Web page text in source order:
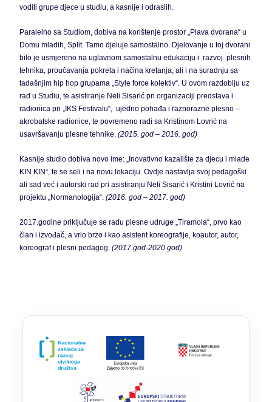
voditi grupe djece u studiu, a kasnije i odraslih.
Paralelno sa Studiom, dobiva na korištenje prostor „Plava dvorana“ u
Domu mladih, Split. Tamo djeluje samostalno. Djelovanje u toj dvorani
bilo je usmjereno na uglavnom samostalnu edukaciju i razvoj plesnih
tehnika, proučavanja pokreta i načina kretanja, ali i na suradnju sa
tadašnjim hip hop grupama „Style force kolektiv“. U ovom razdoblju uz
rad u Studiu, te asistiranje Neli Sisarić pri organizaciji predstava i
radionica pri „IKS Festivalu“, ujedno pohađa i raznorazne plesno –
akrobatske radionice, te povremeno radi sa Kristinom Lovrić na
usavršavanju plesne tehnike.(2015. god – 2016. god)
Kasnije studio dobiva novo ime: „Inovativno kazalište za djecu i mlade
KIN KIN“, te se seli i na novu lokaciju. Ovdje nastavlja svoj pedagoški
ali sad već i autorski rad pri asistiranju Neli Sisarić i Kristini Lovrić na
projektu „Normanologija“.(2016. god – 2017. god)
2017.godine priključuje se radu plesne udruge „Tiramola“, prvo kao
član i izvođač, a vrlo brzo i kao asistent koreografije, koautor, autor,
koreograf i plesni pedagog.(2017.god-2020.god)